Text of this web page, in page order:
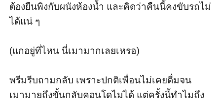
ต้องยืนพิงกับผนังห้องน้ำ และคิดว่าคืนนี้คงขับรถไม่
ได้แน่ ๆ
(แกอยู่ที่ไหน นี่เมามากเลยเหรอ)
พรีมรีบถามกลับ เพราะปกติเพื่อนไม่เคยดื่มจน
เมามายถึงขั้นกลับคอนโดไม่ได้ แต่ครั้งนี้ทำไมถึง